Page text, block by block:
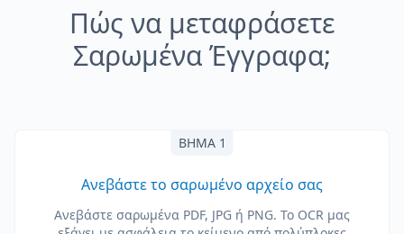
Πώς να μεταφράσετε
Σαρωμένα Έγγραφα;
ΒΉΜΑ 1
Ανεβάστε το σαρωμένο αρχείο σας
Ανεβάστε σαρωμένα PDF, JPG ή PNG. Το OCR μας